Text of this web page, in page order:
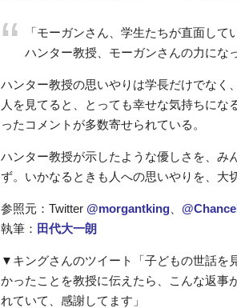
「モーガンさん、学生たちが直面し
ハンター教授、モーガンさんの力にな
ハンター教授の思いやりは学長だけでなく
人を見てると、とっても幸せな気持ちに
ったコメントが多数寄せられている。
ハンター教授が示したような優しさを、み
ず。いかなるときも人への思いやりを、大
参照元：Twitter @morgantking
執筆： 田代大一朗
▼キングさんのツイート「子どもの世話を
かったことを教授に伝えたら、こんな返事
れていて、感謝してます」